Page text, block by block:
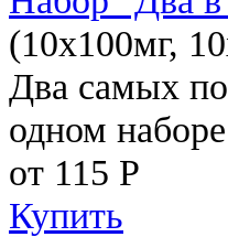
(10x100мг,
Два самых
одном
от 115 Р
Купить